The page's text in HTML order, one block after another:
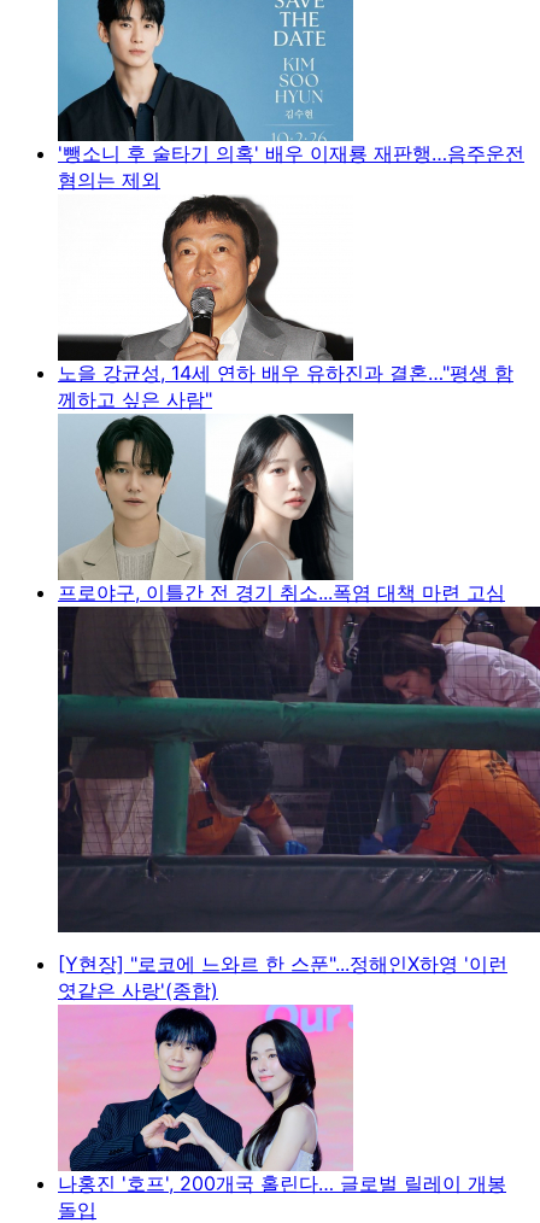
'뺑소니 후 술타기 의혹' 배우 이재룡 재판행…음주운전
혐의는 제외
노을 강균성, 14세 연하 배우 유하진과 결혼…"평생 함
께하고 싶은 사람"
프로야구, 이틀간 전 경기 취소...폭염 대책 마련 고심
[Y현장] "로코에 느와르 한 스푼"...정해인X하영 '이런
엿같은 사랑'(종합)
나홍진 '호프', 200개국 홀린다… 글로벌 릴레이 개봉
돌입